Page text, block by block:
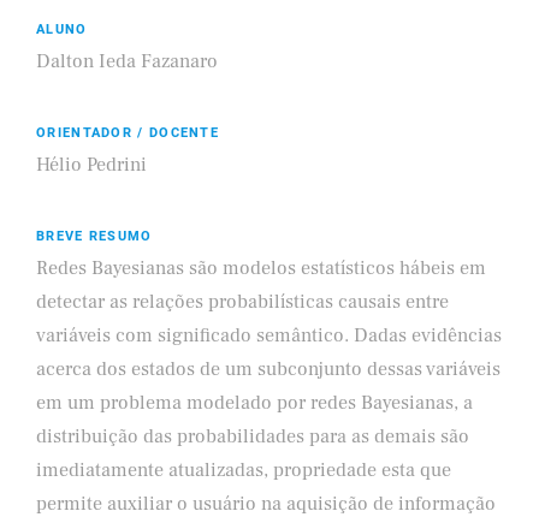
ALUNO
Dalton Ieda Fazanaro
ORIENTADOR / DOCENTE
Hélio Pedrini
BREVE RESUMO
Redes Bayesianas são modelos estatísticos hábeis em
detectar as relações probabilísticas causais entre
variáveis com significado semântico. Dadas evidências
acerca dos estados de um subconjunto dessas variáveis
em um problema modelado por redes Bayesianas, a
distribuição das probabilidades para as demais são
imediatamente atualizadas, propriedade esta que
permite auxiliar o usuário na aquisição de informação